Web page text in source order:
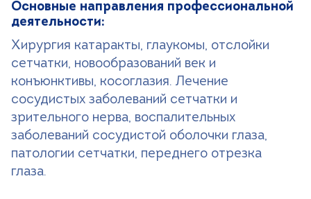
Основные направления профессиональной
деятельности:
Хирургия катаракты, глаукомы, отслойки
сетчатки, новообразований век и
конъюнктивы, косоглазия. Лечение
сосудистых заболеваний сетчатки и
зрительного нерва, воспалительных
заболеваний сосудистой оболочки глаза,
патологии сетчатки, переднего отрезка
глаза.